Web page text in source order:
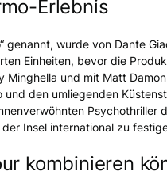
Erlebnis
genannt, wurde von Dante
Einheiten, bevor die
und mit Matt
den umliegenden
Psychothriller
Insel international zu
kombinieren